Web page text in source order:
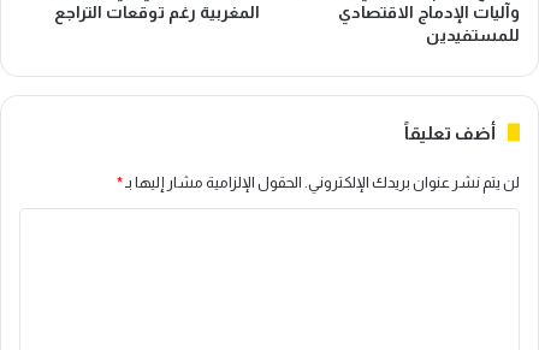
وآليات الإدماج الاقتصادي
للمستفيدين
المغربية رغم توقعات التراجع
أضف تعليقاً
لن يتم نشر عنوان بريدك الإلكتروني. الحقول الإلزامية مشار إليها بـ *